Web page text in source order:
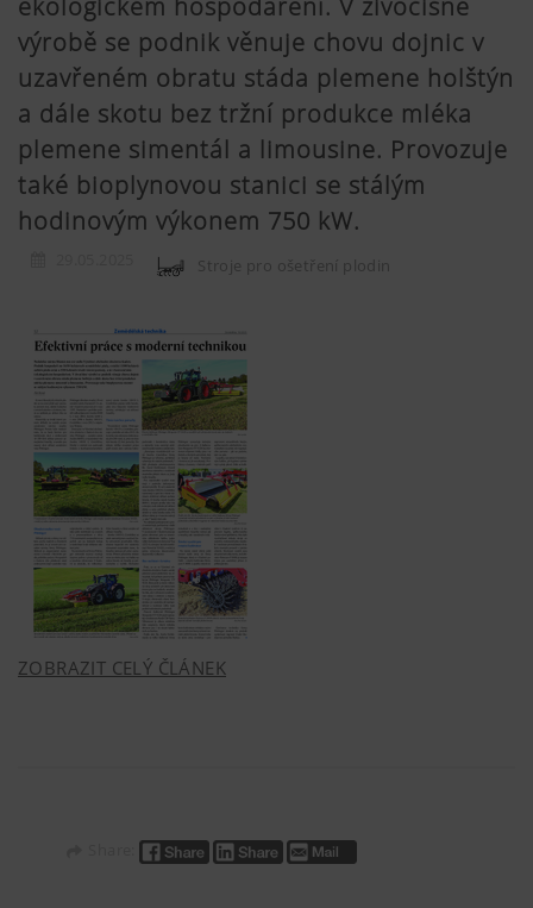
výrobě se podnik věnuje chovu dojnic v
uzavřeném obratu stáda plemene holštýn
a dále skotu bez tržní produkce mléka
plemene simentál a limousine. Provozuje
také bioplynovou stanici se stálým
hodinovým výkonem 750 kW.
Stroje pro ošetření plodin
ZOBRAZIT CELÝ ČLÁNEK